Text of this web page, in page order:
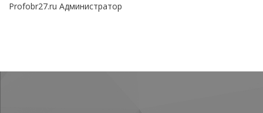
Profobr27.ru Администратор